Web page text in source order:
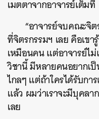
เมตตาจากอาจารย์เต็มที่
“อาจารย์จบคณะจิ
ที่จิตรกรรมฯ เลย คือเขา
เหมือนคน แต่อาจารย์ไ
วิชานี้ มีหลายคนอยากเ
ไกลๆ แต่ถ้าใครได้รับก
แล้ว ผมว่าเราจะมีบุคลา
เลย